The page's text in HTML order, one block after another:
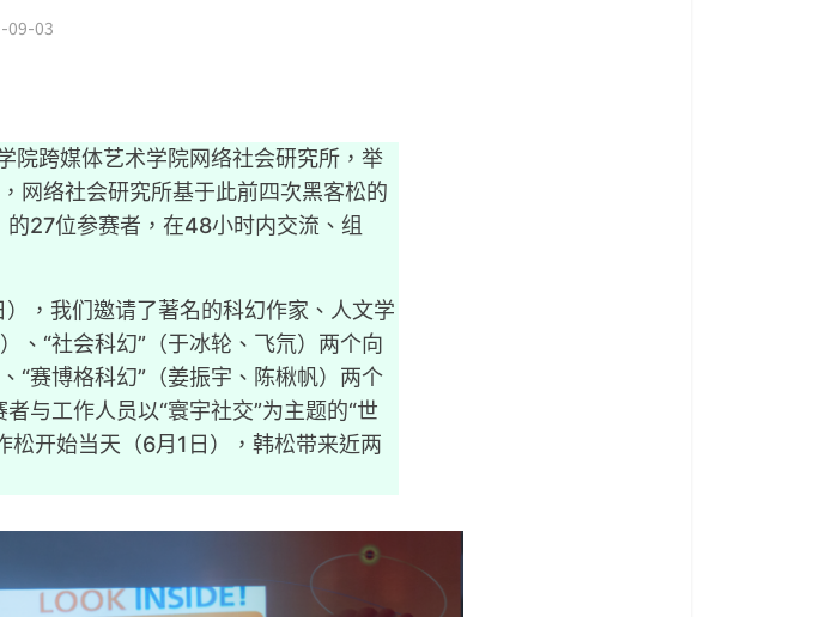
09-03
跨媒体艺术学院网络社会研究所，举
网络社会研究所基于此前四次黑客松的
27位参赛者，在48小时内交流、组
，我们邀请了著名的科幻作家、人文学
、“社会科幻”（于冰轮、飞氘）两个向
“赛博格科幻”（姜振宇、陈楸帆）两个
与工作人员以“寰宇社交”为主题的“世
松开始当天（6月1日），韩松带来近两